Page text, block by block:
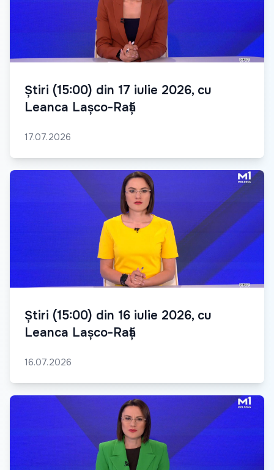
Știri (15:00) din 17 iulie 2026, cu
Leanca Lașco-Rață
17.07.2026
Știri (15:00) din 16 iulie 2026, cu
Leanca Lașco-Rață
16.07.2026